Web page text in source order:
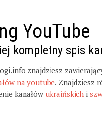
YouTube
kompletny spis
znajdziesz
na youtube. Znajdziesz
kanałów ukraińskich i